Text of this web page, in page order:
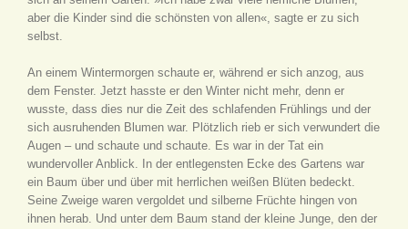
aber die Kinder sind die schönsten von allen«, sagte er zu sich
selbst.
An einem Wintermorgen schaute er, während er sich anzog, aus
dem Fenster. Jetzt hasste er den Winter nicht mehr, denn er
wusste, dass dies nur die Zeit des schlafenden Frühlings und der
sich ausruhenden Blumen war. Plötzlich rieb er sich verwundert die
Augen – und schaute und schaute. Es war in der Tat ein
wundervoller Anblick. In der entlegensten Ecke des Gartens war
ein Baum über und über mit herrlichen weißen Blüten bedeckt.
Seine Zweige waren vergoldet und silberne Früchte hingen von
ihnen herab. Und unter dem Baum stand der kleine Junge, den der